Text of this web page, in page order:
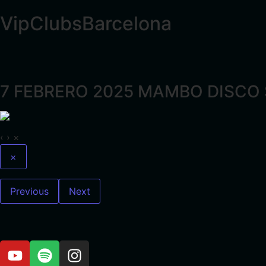
VipClubsBarcelona
7 FEBRERO 2025 MAMBO DISCO
‹ › ×
×
Previous Next